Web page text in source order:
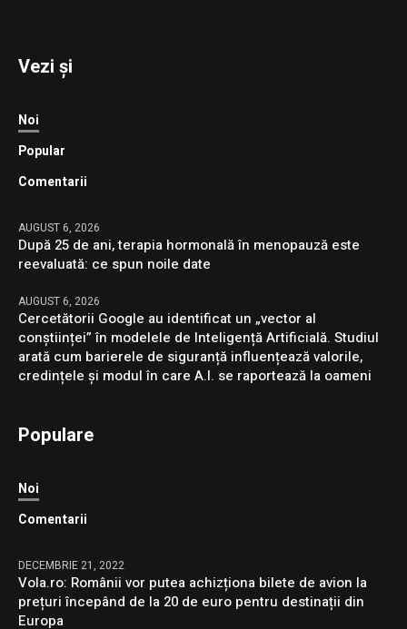
Vezi și
Noi
Popular
Comentarii
AUGUST 6, 2026
După 25 de ani, terapia hormonală în menopauză este
reevaluată: ce spun noile date
AUGUST 6, 2026
Cercetătorii Google au identificat un „vector al
conștiinței” în modelele de Inteligență Artificială. Studiul
arată cum barierele de siguranță influențează valorile,
credințele și modul în care A.I. se raportează la oameni
Populare
Noi
Comentarii
DECEMBRIE 21, 2022
Vola.ro: Românii vor putea achizționa bilete de avion la
prețuri începând de la 20 de euro pentru destinații din
Europa